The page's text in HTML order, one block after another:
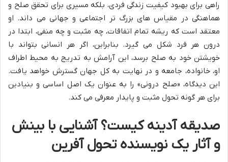
راهی برای بهبود کیفیت زندگی فردی، بلکه مسیری برای تحقق صلح و
هماهنگی در مقیاس های بزرگ تر اجتماعی و جهانی می داند. او
معتقد است که ریشه تمام اتفاقات، چه مثبت و چه منفی، ابتدا در
درون هر فرد شکل می گیرد. بنابراین، اگر هر انسانی بتواند با
خویشتن خود به صلح برسد، این آرامش به تدریج به محیط اطراف
او، خانواده، جامعه و در نهایت به کل جهان گسترش خواهد یافت.
این دیدگاه، «صلح درونی» را به عنوان یک اصل اساسی و بنیادین
برای هر گونه تحول مثبت و پایدار معرفی می کند.
صدیقه آدینه کیست؟ آشنایی با بینش
و آثار یک نویسنده تحول آفرین